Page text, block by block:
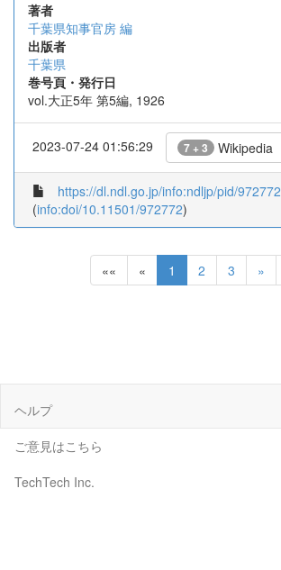
著者
千葉県知事官房 編
出版者
千葉県
巻号頁・発行日
vol.大正5年 第5編, 1926
2023-07-24 01:56:29 7 + 3 Wikipedia
https://dl.ndl.go.jp/info:ndljp/pid/972772
(info:doi/10.11501/972772)
«« « 1 2 3 »
ヘルプ
ご意見はこちら
TechTech Inc.